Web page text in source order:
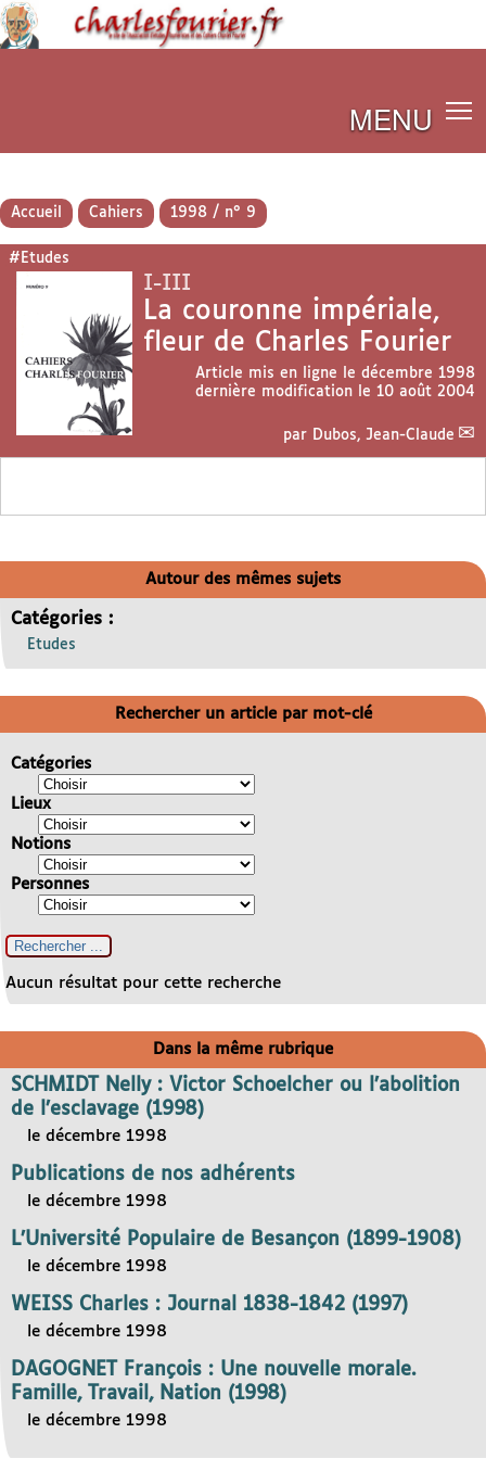
MENU
Accueil Cahiers 1998 / n° 9
#Etudes
I-III
La couronne impériale,
fleur de Charles Fourier
Article mis en ligne le décembre 1998
dernière modification le 10 août 2004
par Dubos, Jean-Claude
Autour des mêmes sujets
Catégories :
Etudes
Rechercher un article par mot-clé
Catégories
Lieux
Notions
Personnes
Aucun résultat pour cette recherche
Dans la même rubrique
SCHMIDT Nelly : Victor Schoelcher ou l’abolition
de l’esclavage (1998)
le décembre 1998
Publications de nos adhérents
le décembre 1998
L’Université Populaire de Besançon (1899-1908)
le décembre 1998
WEISS Charles : Journal 1838-1842 (1997)
le décembre 1998
DAGOGNET François : Une nouvelle morale.
Famille, Travail, Nation (1998)
le décembre 1998